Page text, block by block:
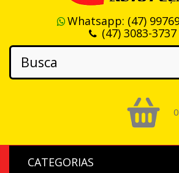
Whatsapp: (47)
(47) 3083-3737
CATEGORIAS